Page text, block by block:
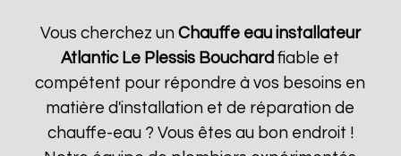
Vous cherchez un Chauffe eau installateur
Atlantic Le Plessis Bouchard fiable et
compétent pour répondre à vos besoins en
matière d'installation et de réparation de
chauffe-eau ? Vous êtes au bon endroit !